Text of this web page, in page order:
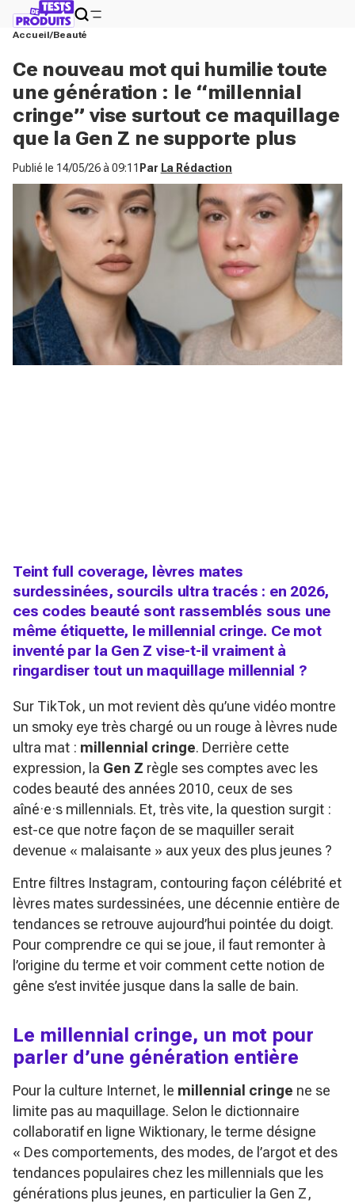
Accueil Beauté
Ce nouveau mot qui humilie toute
une génération : le “millennial
cringe” vise surtout ce maquillage
que la Gen Z ne supporte plus
Publié le 14/05/26 à 09:11 Par La Rédaction
Teint full coverage, lèvres mates
surdessinées, sourcils ultra tracés : en 2026,
ces codes beauté sont rassemblés sous une
même étiquette, le millennial cringe. Ce mot
inventé par la Gen Z vise-t-il vraiment à
ringardiser tout un maquillage millennial ?
Sur TikTok, un mot revient dès qu’une vidéo montre
un smoky eye très chargé ou un rouge à lèvres nude
ultra mat : millennial cringe. Derrière cette
expression, la Gen Z règle ses comptes avec les
codes beauté des années 2010, ceux de ses
aîné·e·s millennials. Et, très vite, la question surgit :
est-ce que notre façon de se maquiller serait
devenue « malaisante » aux yeux des plus jeunes ?
Entre filtres Instagram, contouring façon célébrité et
lèvres mates surdessinées, une décennie entière de
tendances se retrouve aujourd’hui pointée du doigt.
Pour comprendre ce qui se joue, il faut remonter à
l’origine du terme et voir comment cette notion de
gêne s’est invitée jusque dans la salle de bain.
Le millennial cringe, un mot pour
parler d’une génération entière
Pour la culture Internet, le millennial cringe ne se
limite pas au maquillage. Selon le dictionnaire
collaboratif en ligne Wiktionary, le terme désigne
« Des comportements, des modes, de l’argot et des
tendances populaires chez les millennials que les
générations plus jeunes, en particulier la Gen Z,